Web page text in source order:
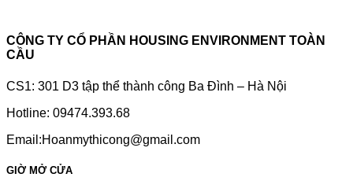
CÔNG TY CỔ PHẦN HOUSING ENVIRONMENT TOÀN
CẦU
CS1: 301 D3 tập thể thành công Ba Đình – Hà Nội
Hotline: 09474.393.68
Email:Hoanmythicong@gmail.com
GIỜ MỞ CỬA